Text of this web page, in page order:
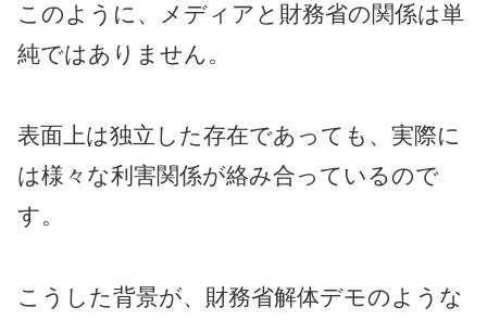
このように、メディアと財務省の関係は単
純ではありません。
表面上は独立した存在であっても、実際に
は様々な利害関係が絡み合っているので
す。
こうした背景が、財務省解体デモのような